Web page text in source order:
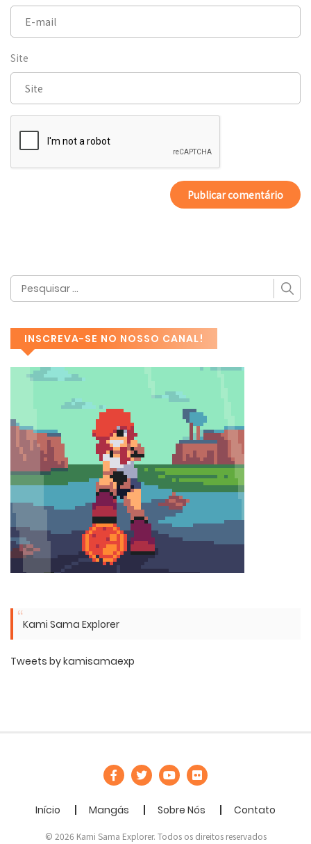
Site
INSCREVA-SE NO NOSSO CANAL!
Kami Sama Explorer
Tweets by kamisamaexp
Início Mangás Sobre Nós Contato
© 2026 Kami Sama Explorer. Todos os direitos reservados